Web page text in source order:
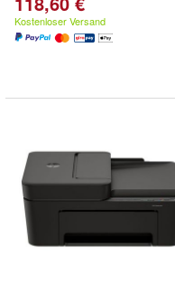
Kostenloser Versand